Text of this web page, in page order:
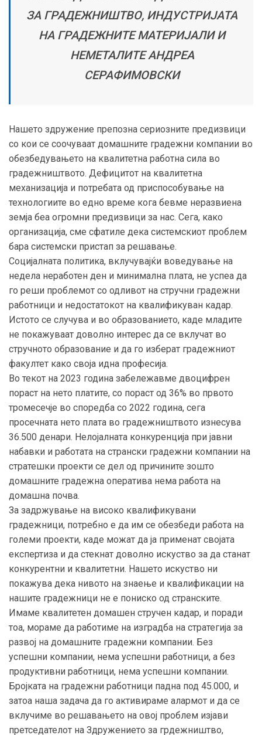
ЗА ГРАДЕЖНИШТВО, ИНДУСТРИЈАТА
НА ГРАДЕЖНИТЕ МАТЕРИЈАЛИ И
НЕМЕТАЛИТЕ АНДРЕА
СЕРАФИМОВСКИ
Нашето здружение препозна сериозните предизвици
со кои се соочуваат домашните градежни компании во
обезбедувањето на квалитетна работна сила во
градежништвото. Дефицитот на квалитетна
механизација и потребата од приспособување на
технологиите во едно време кога бевме неразвиена
земја беа огромни предизвици за нас. Сега, како
организација, сме сфатиле дека системскиот проблем
бара системски пристап за решавање.
Социјалната политика, вклучувајќи воведување на
недела неработен ден и минимална плата, не успеа да
го реши проблемот со одливот на стручни градежни
работници и недостатокот на квалификуван кадар.
Истото се случува и во образованието, каде младите
не покажуваат доволно интерес да се вклучат во
стручното образование и да го изберат градежниот
факултет како своја идна професија.
Во текот на 2023 година забележавме двоцифрен
пораст на нето платите, со пораст од 36% во првото
тромесечје во споредба со 2022 година, сега
просечната нето плата во градежништвото изнесува
36.500 денари. Нелојалната конкуренција при јавни
набавки и работата на странски градежни компании на
стратешки проекти се дел од причините зошто
домашните градежна оператива нема работа на
домашна почва.
За задржување на високо квалификувани
градежници, потребно е да им се обезбеди работа на
големи проекти, каде можат да ја применат својата
експертиза и да стекнат доволно искуство за да станат
конкурентни и квалитетни. Нашето искуство ни
покажува дека нивото на знаење и квалификации на
нашите градежници не е пониско од странските.
Имаме квалитетен домашен стручен кадар, и поради
тоа, мораме да работиме на изградба на стратегија за
развој на домашните градежни компании. Без
успешни компании, нема успешни работници, а без
продуктивни работници, нема успешни компании.
Бројката на градежни работници падна под 45.000, и
затоа наша задача да го активираме алармот и да се
вклучиме во решавањето на овој проблем изјави
претседателот на Здружението за грдежништво,